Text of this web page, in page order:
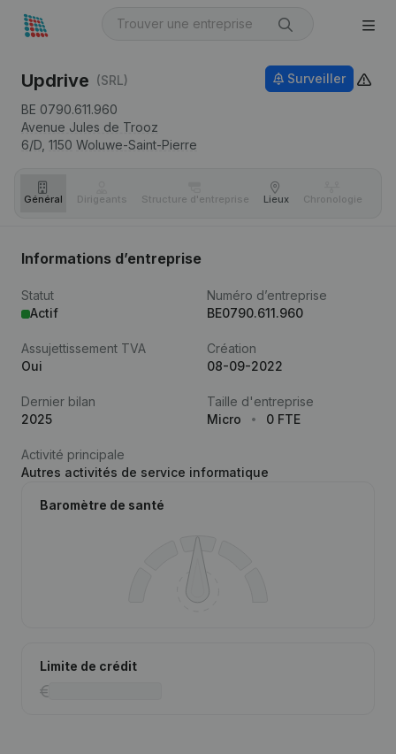
Updrive (SRL)
BE 0790.611.960
Avenue Jules de Trooz
6/D, 1150 Woluwe-Saint-Pierre
Surveiller
Général Dirigeants Structure d'entreprise Lieux Chronologie
Informations d’entreprise
Statut
Actif
Numéro d’entreprise
BE0790.611.960
Assujettissement TVA
Oui
Création
08-09-2022
Dernier bilan
2025
Taille d'entreprise
Micro
0 FTE
Activité principale
Autres activités de service informatique
Baromètre de santé
Limite de crédit